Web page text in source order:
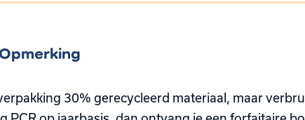
30% gerecycleerd materiaal, maar